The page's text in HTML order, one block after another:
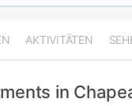
AKTIVITÄTEN
in